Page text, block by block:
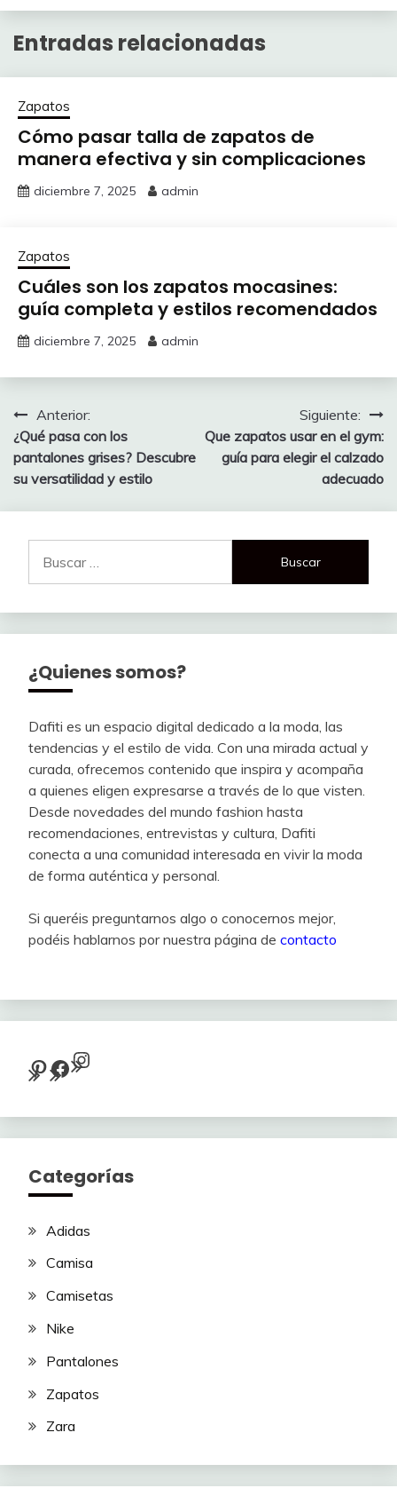
Entradas relacionadas
Zapatos
Cómo pasar talla de zapatos de
manera efectiva y sin complicaciones
diciembre 7, 2025 admin
Zapatos
Cuáles son los zapatos mocasines:
guía completa y estilos recomendados
diciembre 7, 2025 admin
Navegación
de
entradas
Anterior:
¿Qué pasa con los
pantalones grises? Descubre
su versatilidad y estilo
Siguiente:
Que zapatos usar en el gym:
guía para elegir el calzado
adecuado
¿Quienes somos?
Dafiti es un espacio digital dedicado a la moda, las
tendencias y el estilo de vida. Con una mirada actual y
curada, ofrecemos contenido que inspira y acompaña
a quienes eligen expresarse a través de lo que visten.
Desde novedades del mundo fashion hasta
recomendaciones, entrevistas y cultura, Dafiti
conecta a una comunidad interesada en vivir la moda
de forma auténtica y personal.
Si queréis preguntarnos algo o conocernos mejor,
podéis hablarnos por nuestra página de contacto
Pinterest
Facebook
Instagram
Categorías
Adidas
Camisa
Camisetas
Nike
Pantalones
Zapatos
Zara